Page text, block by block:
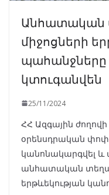
Անհատական
միջոցների
կտուգանվեն
25/11/2024
ՀՀ Ազգային
օրենսդրական
կանոնակարգվել և
անհատական
երթևեկության